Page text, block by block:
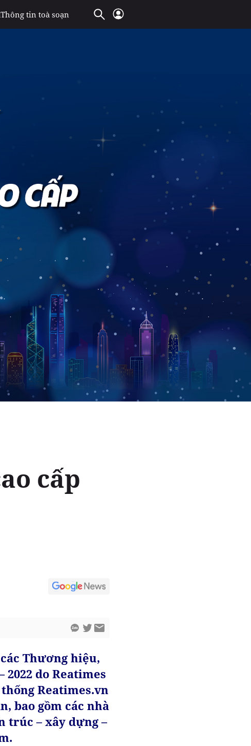
Thông tin toà soạn
cấp
Thương hiệu,
2022 do Reatimes
Reatimes.vn
bao gồm các nhà
trúc – xây dựng –